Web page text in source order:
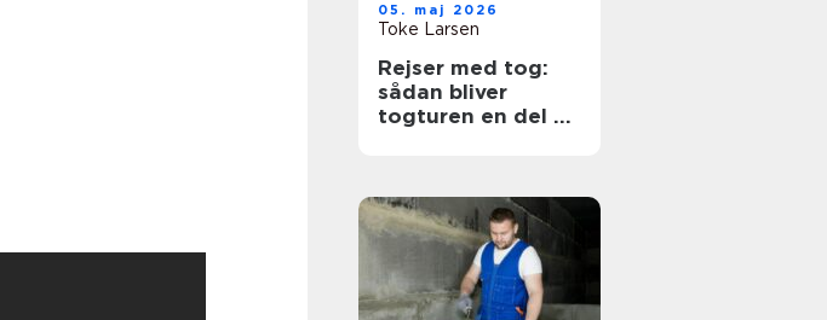
05. maj 2026
Toke Larsen
Rejser med tog:
sådan bliver
togturen en del af